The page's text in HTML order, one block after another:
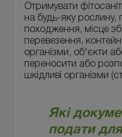
Отримувати
на будь-яку рослину,
походження, місце
перевезення,
організми, об'єкти
переносити або
шкідливі організми
Які
подати